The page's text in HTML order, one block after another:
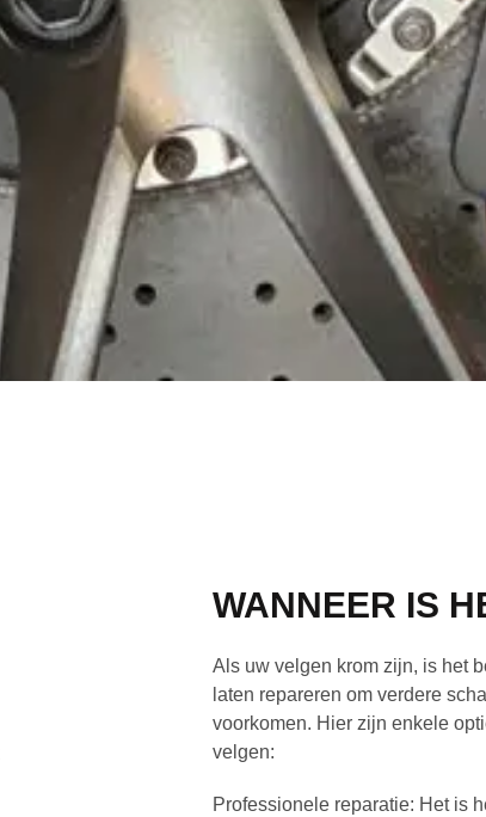
WANNEER IS
Als uw velgen krom zijn, is het
laten repareren om verdere
voorkomen. Hier zijn enkele
velgen:
Professionele reparatie: Het is